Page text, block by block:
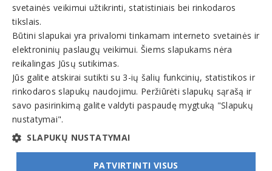
KAUNO R. GARLIAVOS JONUČIŲ
PROGIMNAZIJA
Vasario 16-osios g. 8, LT-53216, GARLIAVA GARLIAVOS
SEN. KAUNO R.
+370 (37) 551149
1 2
svetainės veikimui užtikrinti, statistiniais bei rinkodaros
tikslais.
Būtini slapukai yra privalomi tinkamam interneto svetainės ir
elektroninių paslaugų veikimui. Šiems slapukams nėra
reikalingas Jūsų sutikimas.
Jūs galite atskirai sutikti su 3-ių šalių funkcinių, statistikos ir
rinkodaros slapukų naudojimu. Peržiūrėti slapukų sąrašą ir
savo pasirinkimą galite valdyti paspaudę mygtuką "Slapukų
nustatymai".
SLAPUKŲ NUSTATYMAI
PATVIRTINTI VISUS